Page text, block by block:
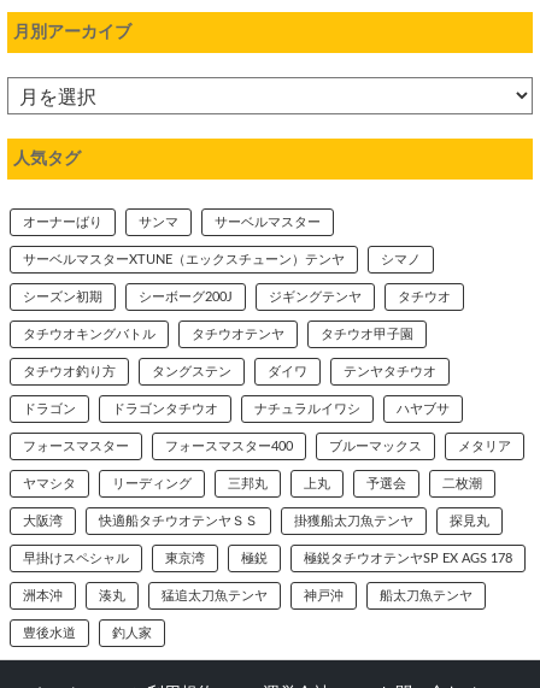
月別アーカイブ
人気タグ
オーナーばり サンマ サーベルマスター
サーベルマスターXTUNE（エックスチューン）テンヤ シマノ
シーズン初期 シーボーグ200J ジギングテンヤ タチウオ
タチウオキングバトル タチウオテンヤ タチウオ甲子園
タチウオ釣り方 タングステン ダイワ テンヤタチウオ
ドラゴン ドラゴンタチウオ ナチュラルイワシ ハヤブサ
フォースマスター フォースマスター400 ブルーマックス メタリア
ヤマシタ リーディング 三邦丸 上丸 予選会 二枚潮
大阪湾 快適船タチウオテンヤＳＳ 掛獲船太刀魚テンヤ 探見丸
早掛けスペシャル 東京湾 極鋭 極鋭タチウオテンヤSP EX AGS 178
洲本沖 湊丸 猛追太刀魚テンヤ 神戸沖 船太刀魚テンヤ
豊後水道 釣人家